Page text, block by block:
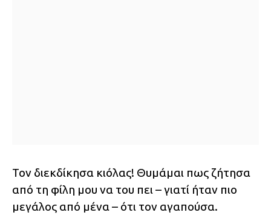
Τον διεκδίκησα κιόλας! Θυμάμαι πως ζήτησα
από τη φίλη μου να του πει – γιατί ήταν πιο
μεγάλος από μένα – ότι τον αγαπούσα.